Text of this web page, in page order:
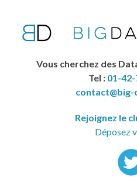
Vous cherchez des
Tel : 01-
Rejoignez le
Déposez